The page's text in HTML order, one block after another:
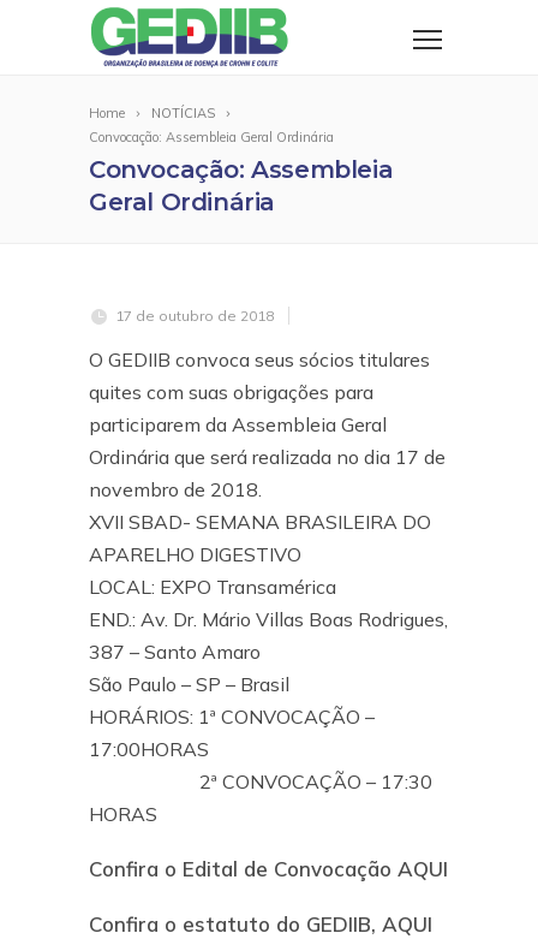
Home
NOTÍCIAS
Convocação: Assembleia Geral Ordinária
Convocação: Assembleia
Geral Ordinária
17 de outubro de 2018
O GEDIIB convoca seus sócios titulares
quites com suas obrigações para
participarem da Assembleia Geral
Ordinária que será realizada no dia 17 de
novembro de 2018.
XVII SBAD- SEMANA BRASILEIRA DO
APARELHO DIGESTIVO
LOCAL: EXPO Transamérica
END.: Av. Dr. Mário Villas Boas Rodrigues,
387 – Santo Amaro
São Paulo – SP – Brasil
HORÁRIOS: 1ª CONVOCAÇÃO –
17:00HORAS
2ª CONVOCAÇÃO – 17:30
HORAS
Confira o Edital de Convocação AQUI
Confira o estatuto do GEDIIB, AQUI